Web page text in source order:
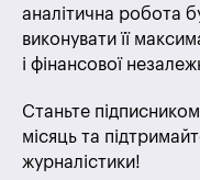
аналітична робота
виконувати її
і фінансової
Станьте підписником
місяць та
журналістики!